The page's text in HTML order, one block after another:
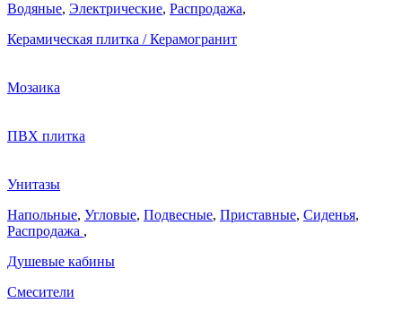
Водяные, Электрические, Распродажа,
Керамическая плитка / Керамогранит
Мозаика
ПВХ плитка
Унитазы
Напольные, Угловые, Подвесные, Приставные, Сиденья,
Распродажа ,
Душевые кабины
Смесители